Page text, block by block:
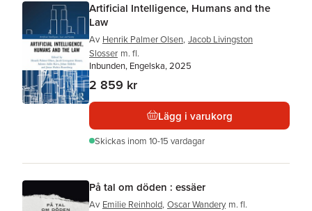
Artificial Intelligence, Humans and the
Law
Av Henrik Palmer Olsen, Jacob Livingston
Slosser m. fl.
Inbunden, Engelska, 2025
2 859 kr
Lägg i varukorg
Skickas inom 10-15 vardagar
På tal om döden : essäer
Av Emilie Reinhold, Oscar Wandery m. fl.